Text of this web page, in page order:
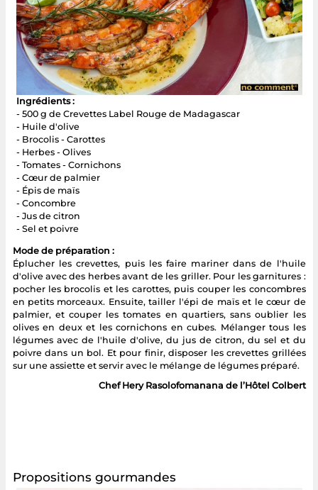
Ingrédients :
- 500 g de Crevettes Label Rouge de Madagascar
- Huile d'olive
- Brocolis - Carottes
- Herbes - Olives
- Tomates - Cornichons
- Cœur de palmier
- Épis de maïs
- Concombre
- Jus de citron
- Sel et poivre
Mode de préparation :
Éplucher les crevettes, puis les faire mariner dans de l'huile
d'olive avec des herbes avant de les griller. Pour les garnitures :
pocher les brocolis et les carottes, puis couper les concombres
en petits morceaux. Ensuite, tailler l'épi de maïs et le cœur de
palmier, et couper les tomates en quartiers, sans oublier les
olives en deux et les cornichons en cubes. Mélanger tous les
légumes avec de l'huile d'olive, du jus de citron, du sel et du
poivre dans un bol. Et pour finir, disposer les crevettes grillées
sur une assiette et servir avec le mélange de légumes préparé.
Chef Hery Rasolofomanana de l’Hôtel Colbert
Propositions gourmandes